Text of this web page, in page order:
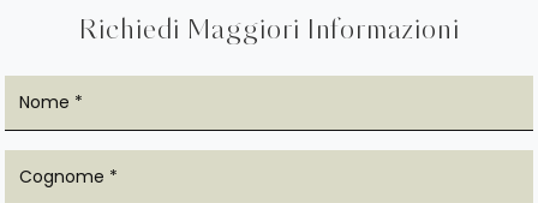
Richiedi Maggiori Informazioni